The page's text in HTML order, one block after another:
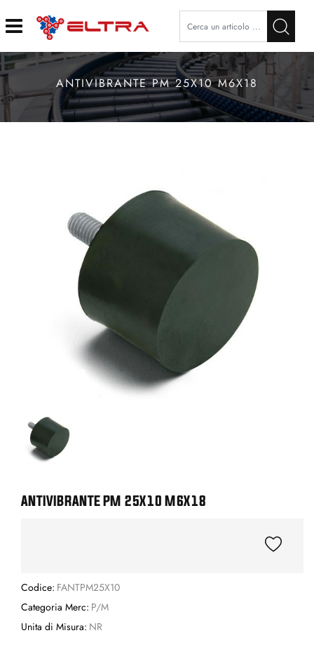
Open
ANTIVIBRANTE PM 25X10 M6X18
ANTIVIBRANTE PM 25X10 M6X18
Codice: FANTPM25X10
Categoria Merc: P/M
Unita di Misura: NR